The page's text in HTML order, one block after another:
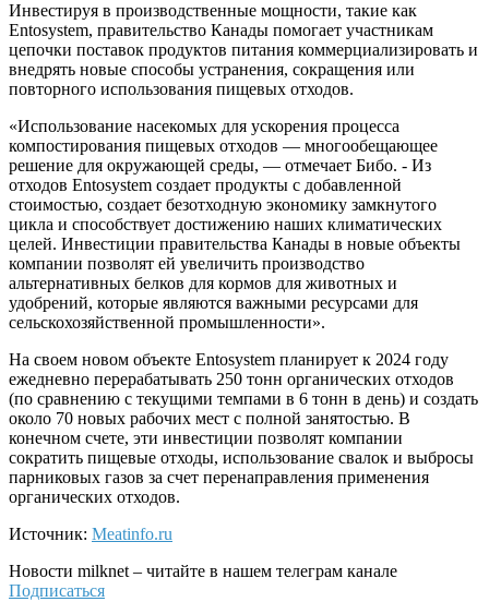
Инвестируя в производственные мощности, такие как
Entosystem, правительство Канады помогает участникам
цепочки поставок продуктов питания коммерциализировать и
внедрять новые способы устранения, сокращения или
повторного использования пищевых отходов.
«Использование насекомых для ускорения процесса
компостирования пищевых отходов — многообещающее
решение для окружающей среды, — отмечает Бибо. - Из
отходов Entosystem создает продукты с добавленной
стоимостью, создает безотходную экономику замкнутого
цикла и способствует достижению наших климатических
целей. Инвестиции правительства Канады в новые объекты
компании позволят ей увеличить производство
альтернативных белков для кормов для животных и
удобрений, которые являются важными ресурсами для
сельскохозяйственной промышленности».
На своем новом объекте Entosystem планирует к 2024 году
ежедневно перерабатывать 250 тонн органических отходов
(по сравнению с текущими темпами в 6 тонн в день) и создать
около 70 новых рабочих мест с полной занятостью. В
конечном счете, эти инвестиции позволят компании
сократить пищевые отходы, использование свалок и выбросы
парниковых газов за счет перенаправления применения
органических отходов.
Источник: Meatinfo.ru
Новости milknet – читайте в нашем телеграм канале
Подписаться